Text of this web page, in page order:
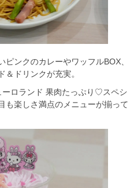
ンクのカレーやワッフルBOX、
ドリンクが充実。
ーロランド 果肉たっぷり♡スペシ
も楽しさ満点のメニューが揃って